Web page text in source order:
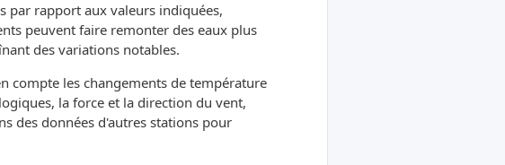
par rapport aux valeurs indiquées,
peuvent faire remonter des eaux plus
des variations notables.
compte les changements de température
la force et la direction du vent,
des données d'autres stations pour